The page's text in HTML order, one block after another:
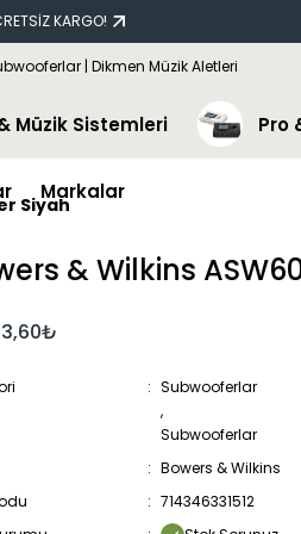
KARGO!
Müzik Sistemleri Pro
Markalar
Siyah
& Wilkins
Subwooferlar
,
Subwooferlar
Bowers & Wilkins
714346331512